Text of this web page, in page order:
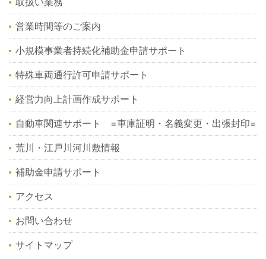
営業時間等のご案内
小規模事業者持続化補助金申請サポート
特殊車両通行許可申請サポート
経営力向上計画作成サポート
自動車関連サポート =車庫証明・名義変更・出張封印=
荒川・江戸川河川敷情報
補助金申請サポート
アクセス
お問い合わせ
サイトマップ